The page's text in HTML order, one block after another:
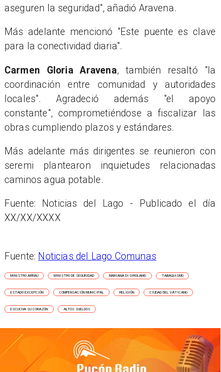
aseguren la seguridad", añadió Aravena.
Más adelante mencionó "Este puente es clave
para la conectividad diaria".
Carmen Gloria Aravena, también resaltó "la
coordinación entre comunidad y autoridades
locales". Agradeció además "el apoyo
constante", comprometiéndose a fiscalizar las
obras cumpliendo plazos y estándares.
Más adelante más dirigentes se reunieron con
seremi plantearon inquietudes relacionadas
caminos agua potable.
Fuente: Noticias del Lago - Publicado el día
XX/XX/XXXX
Fuente: Noticias del Lago Comunas
MINISTRO ARRAU MINISTRO DE SEGURIDAD MARIANA DI GIROLAMO TABAQUISMO
ESTADO EXCEPCIÓN COMPENSACIÓN MUNICIPAL RELIGIÓN CIUDAD DEL VATICANO
ESCUCHA SU CORAZÓN ALTOS SUELDOS